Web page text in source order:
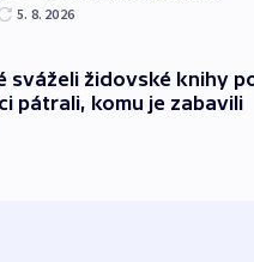
5. 8. 2026
sváželi židovské knihy
pátrali, komu je zabavili